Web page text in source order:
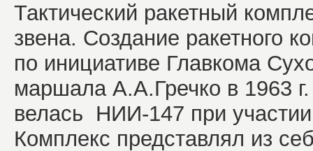
Тактический ракетный
звена. Создание ракетного
по инициативе Главкома
маршала А.А.Гречко в 1963
велась НИИ-147 при
Комплекс представлял из